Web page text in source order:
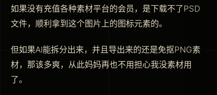
如果没有充值各种素材平台的会员，是下载不了PSD
文件，顺利拿到这个图片上的图标元素的。
但如果AI能拆分出来，并且导出来的还是免抠PNG素
材，那该多爽，从此妈妈再也不用担心我没素材用
了。